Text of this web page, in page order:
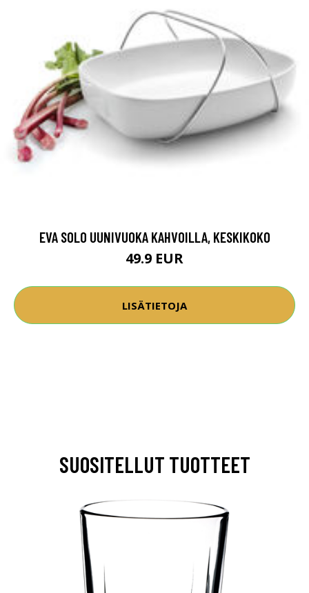
EVA SOLO UUNIVUOKA KAHVOILLA, KESKIKOKO
49.9 EUR
LISÄTIETOJA
SUOSITELLUT TUOTTEET